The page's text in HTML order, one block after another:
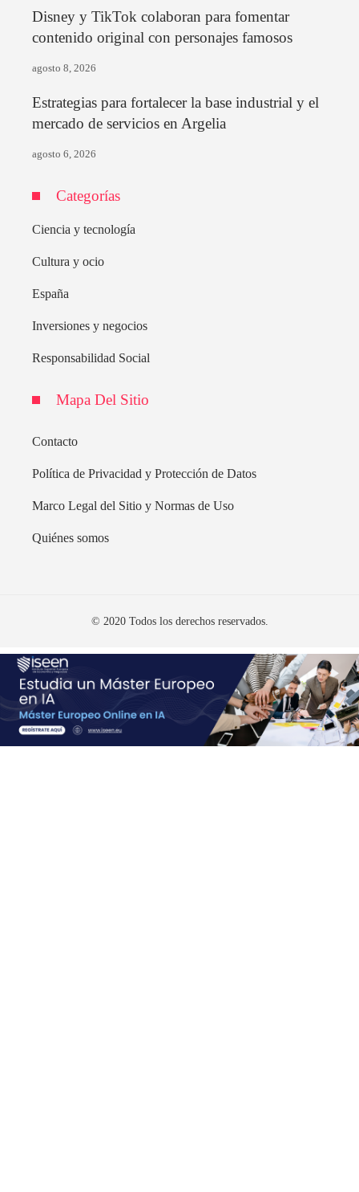
Disney y TikTok colaboran para fomentar
contenido original con personajes famosos
agosto 8, 2026
Estrategias para fortalecer la base industrial y el
mercado de servicios en Argelia
agosto 6, 2026
Categorías
Ciencia y tecnología
Cultura y ocio
España
Inversiones y negocios
Responsabilidad Social
Mapa Del Sitio
Contacto
Política de Privacidad y Protección de Datos
Marco Legal del Sitio y Normas de Uso
Quiénes somos
© 2020 Todos los derechos reservados.